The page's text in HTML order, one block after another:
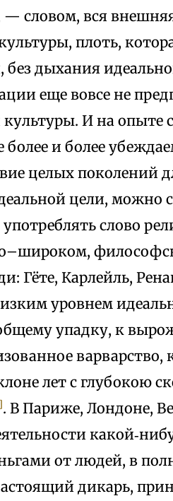
— словом, вся
плоть,
без дыхания
еще вовсе не
культуры. И на
и более
целых поколений
цели, можно
употреблять слово
Гёте, Карлейль,
уровнем
упадку, к
варварство,
лет с глубокою
. В Париже, Лондоне,
от людей, в
дикарь,